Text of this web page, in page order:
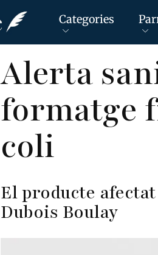
Categories
Alerta
formatge
coli
El producte
Dubois Boulay